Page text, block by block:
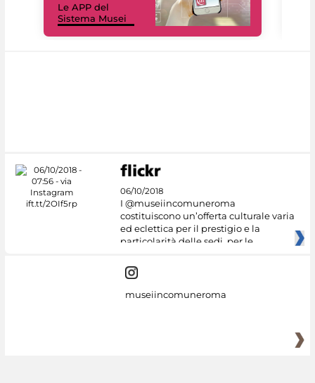
Le APP del
Sistema Musei
06/10/2018
I @museiincomuneroma
costituiscono un’offerta culturale varia
ed eclettica per il prestigio e la
particolarità delle sedi, per le
museiincomuneroma